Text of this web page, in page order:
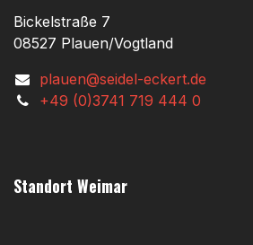
Bickelstraße 7
08527 Plauen/Vogtland
plauen@seidel-eckert.de
+49 (0)3741 719 444 0
Standort Weimar